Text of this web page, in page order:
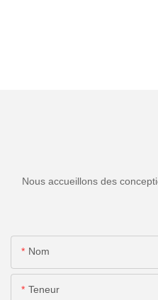
Nous accueillons des
Nom
Teneur